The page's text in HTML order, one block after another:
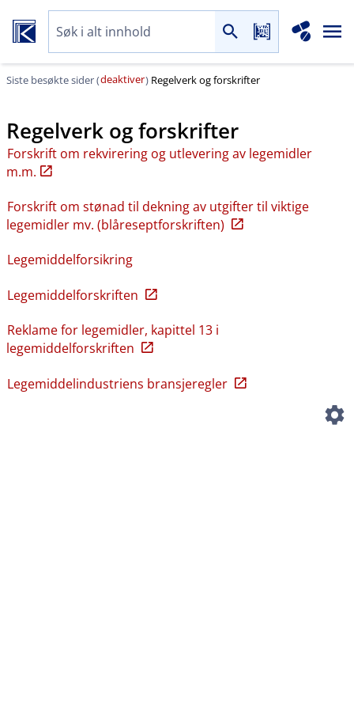
Siste besøkte sider (deaktiver) Regelverk og forskrifter
Regelverk og forskrifter
Forskrift om rekvirering og utlevering av legemidler
m.m.
Forskrift om stønad til dekning av utgifter til viktige
legemidler mv. (blåreseptforskriften)
Legemiddelforsikring
Legemiddelforskriften
Reklame for legemidler, kapittel 13 i
legemiddelforskriften
Legemiddelindustriens bransjeregler